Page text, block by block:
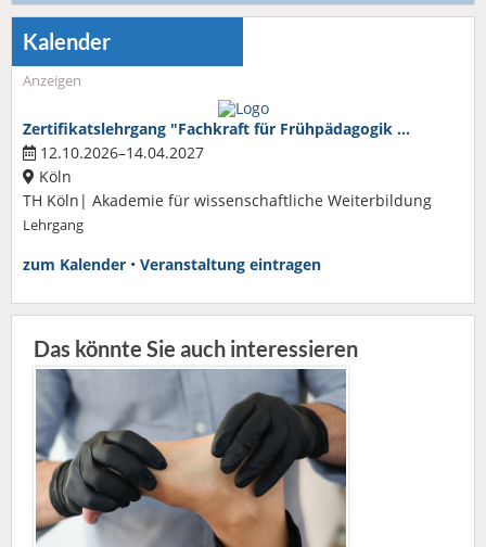
Kalender
Anzeigen
Zertifikatslehrgang "Fachkraft für Frühpädagogik …
12.10.2026–14.04.2027
Köln
TH Köln| Akademie für wissenschaftliche Weiterbildung
Lehrgang
zum Kalender • Veranstaltung eintragen
Das könnte Sie auch interessieren